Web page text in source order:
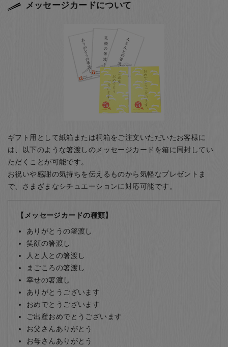
メッセージカードについて
ギフト用として紙箱または桐箱をご注文いただいたお客様に
は、以下のような箸渡しのメッセージカードを箱に同封してい
ただくことが可能です。
お祝いや感謝の気持ちを伝えるものから気軽なプレゼントま
で、さまざまなシチュエーションに対応可能です。
【メッセージカードの種類】
ありがとうの箸渡し
笑顔の箸渡し
人と人との箸渡し
まごころの箸渡し
幸せの箸渡し
ありがとうございます
おめでとうございます
ご出産おめでとうございます
お父さんありがとう
お母さんありがとう